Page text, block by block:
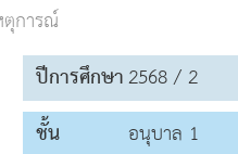
การณ์
ปีการศึกษา2568 / 2
ชั้น
อนุบาล 1